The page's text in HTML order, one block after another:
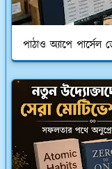
পাঠাও অ্যাপে